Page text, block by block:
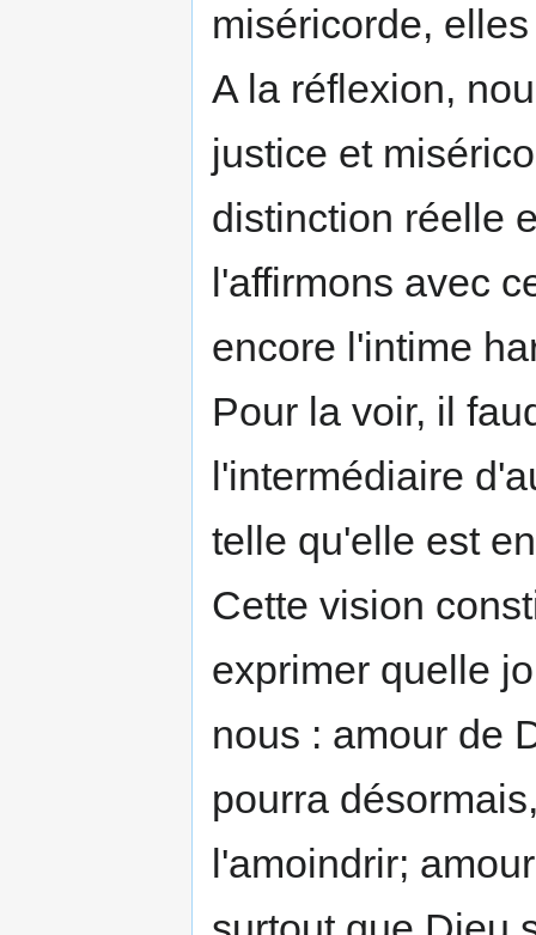
miséricorde,
A la réflexion,
justice et
distinction réelle
l'affirmons avec
encore l'intime
Pour la voir, il
l'intermédiaire
telle qu'elle est
Cette vision
exprimer quelle
nous : amour de
pourra
l'amoindrir;